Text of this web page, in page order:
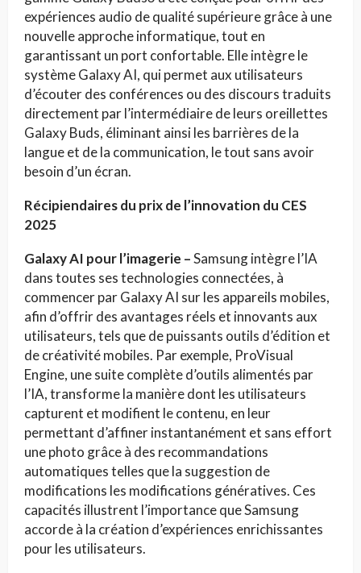
expériences audio de qualité supérieure grâce à une
nouvelle approche informatique, tout en
garantissant un port confortable. Elle intègre le
système Galaxy AI, qui permet aux utilisateurs
d’écouter des conférences ou des discours traduits
directement par l’intermédiaire de leurs oreillettes
Galaxy Buds, éliminant ainsi les barrières de la
langue et de la communication, le tout sans avoir
besoin d’un écran.
Récipiendaires du prix de l’innovation du CES
2025
Galaxy AI pour l’imagerie –Samsung intègre l’IA
dans toutes ses technologies connectées, à
commencer par Galaxy AI sur les appareils mobiles,
afin d’offrir des avantages réels et innovants aux
utilisateurs, tels que de puissants outils d’édition et
de créativité mobiles. Par exemple, ProVisual
Engine, une suite complète d’outils alimentés par
l’IA, transforme la manière dont les utilisateurs
capturent et modifient le contenu, en leur
permettant d’affiner instantanément et sans effort
une photo grâce à des recommandations
automatiques telles que la suggestion de
modifications les modifications génératives. Ces
capacités illustrent l’importance que Samsung
accorde à la création d’expériences enrichissantes
pour les utilisateurs.